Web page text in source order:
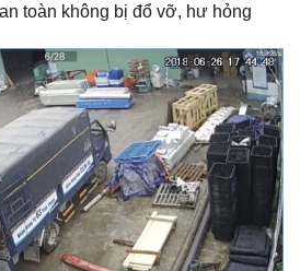
toàn không bị đổ vỡ, hư hỏng